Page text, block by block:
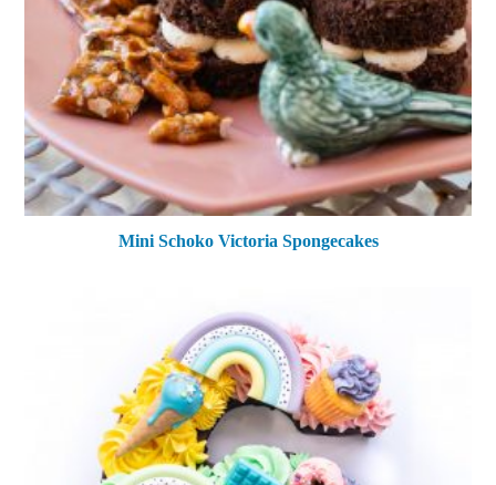
Mini Schoko Victoria Spongecakes